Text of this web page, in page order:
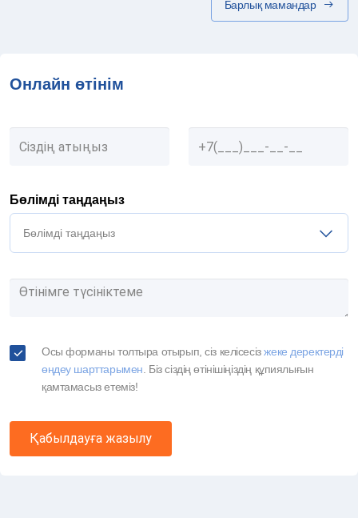
Барлық мамандар
Онлайн өтінім
Бөлімді таңдаңыз
Бөлімді таңдаңыз
Осы форманы толтыра отырып, сіз келісесізжеке деректерді
өңдеу шарттарымен. Біз сіздің өтінішіңіздің құпиялығын
қамтамасыз етеміз!
Қабылдауға жазылу